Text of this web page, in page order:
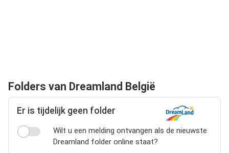
Folders van Dreamland België
Er is tijdelijk geen folder
Wilt u een melding ontvangen als de nieuwste
Dreamland folder online staat?